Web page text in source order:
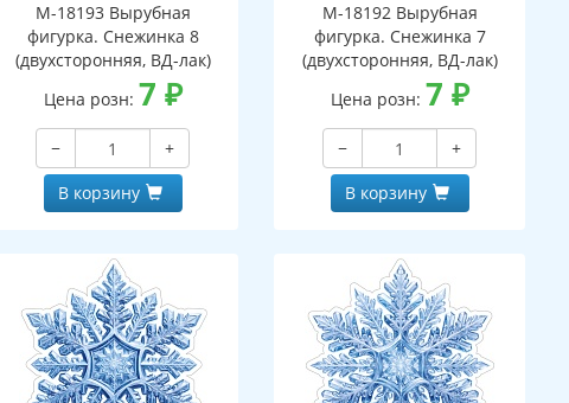
М-18193 Вырубная
фигурка. Снежинка 8
(двухсторонняя, ВД-лак)
Цена розн: 7 ₽
−
+
В корзину
М-18192 Вырубная
фигурка. Снежинка 7
(двухсторонняя, ВД-лак)
Цена розн: 7 ₽
−
+
В корзину